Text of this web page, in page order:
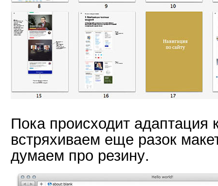
Пока происходит
встряхиваем еще разок
думаем про резину.